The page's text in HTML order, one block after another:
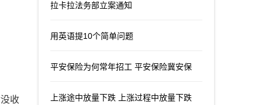
收
拉卡拉法务部立案通知
用英语提10个简单问题
平安保险为何常年招工 平安保险冀安保
上涨途中放量下跌 上涨过程中放量下跌